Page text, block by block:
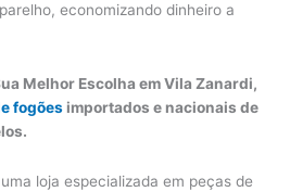
economizando dinheiro a
Melhor Escolha em Vila Zanardi,
fogões importados e nacionais de
loja especializada em peças de